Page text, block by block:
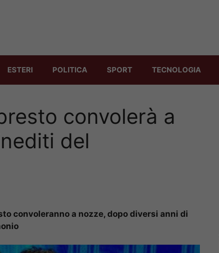
ESTERI POLITICA SPORT TECNOLOGIA
convolerà a
del
convoleranno a nozze, dopo diversi anni di